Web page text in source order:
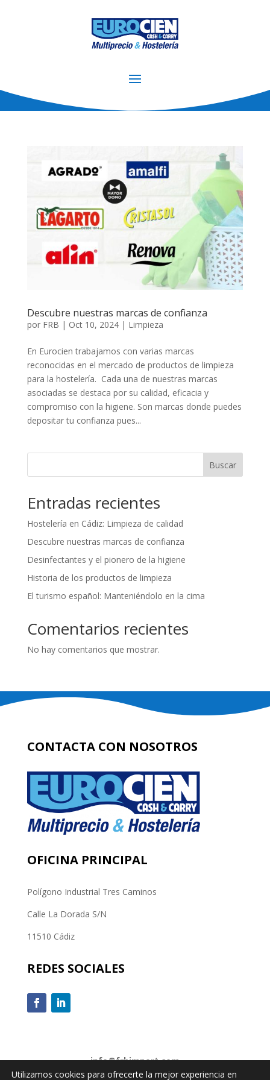
Descubre nuestras marcas de confianza
por FRB | Oct 10, 2024| Limpieza
En Eurocien trabajamos con varias marcas
reconocidas en el mercado de productos de limpieza
para la hostelería. Cada una de nuestras marcas
asociadas se destaca por su calidad, eficacia y
compromiso con la higiene. Son marcas donde puedes
depositar tu confianza pues...
Buscar
Entradas recientes
Hostelería en Cádiz: Limpieza de calidad
Descubre nuestras marcas de confianza
Desinfectantes y el pionero de la higiene
Historia de los productos de limpieza
El turismo español: Manteniéndolo en la cima
Comentarios recientes
No hay comentarios que mostrar.
CONTACTA CON NOSOTROS
OFICINA PRINCIPAL
Polígono Industrial Tres Caminos
Calle La Dorada S/N
11510 Cádiz
REDES SOCIALES
info@frbimport.com
Utilizamos cookies para ofrecerte la mejor experiencia en